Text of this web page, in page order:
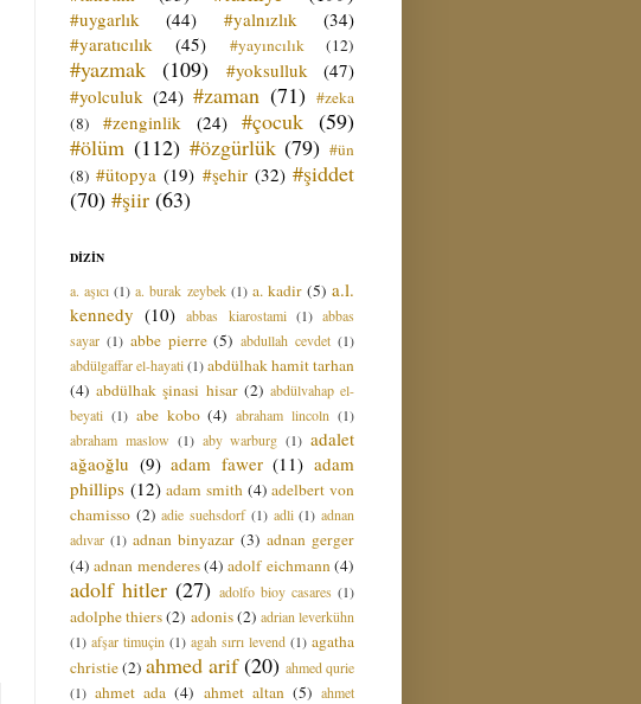
#uygarlık (44) #yalnızlık
(34)
#yaratıcılık
(45) #yayıncılık (12)
#yazmak (109) #yoksulluk
(47)
#yolculuk (24) #zaman (71) #zeka
(8)
#zenginlik (24) #çocuk (59)
#ölüm (112) #özgürlük (79) #ün
(8) #ütopya (19) #şehir (32) #şiddet
(70) #şiir (63)
DİZİN
a. aşıcı (1) a. burak zeybek (1) a. kadir (5) a.l.
kennedy (10) abbas kiarostami (1) abbas
sayar (1) abbe pierre (5) abdullah cevdet (1)
abdülgaffar el-hayati(1)abdülhak hamit tarhan
(4) abdülhak şinasi hisar (2) abdülvahap el-
beyati (1) abe kobo (4) abraham lincoln (1)
abraham maslow (1) aby warburg (1) adalet
ağaoğlu (9) adam fawer (11) adam
phillips (12) adam smith (4) adelbert von
chamisso (2) adie suehsdorf (1) adli (1) adnan
adıvar (1) adnan binyazar (3) adnan gerger
(4) adnan menderes(4) adolf eichmann (4)
adolf hitler (27) adolfo bioy casares (1)
adolphe thiers(2) adonis(2) adrian leverkühn
(1) afşar timuçin (1) agah sırrı levend (1) agatha
christie(2) ahmed arif (20) ahmed qurie
(1) ahmet ada (4) ahmet altan (5) ahmet